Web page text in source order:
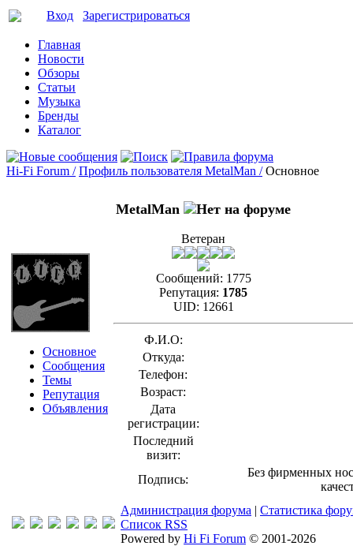
Вход Зарегистрироваться
Главная
Новости
Обзоры
Статьи
Музыка
Бренды
Каталог
Hi-Fi Forum / Профиль пользователя MetalMan / Основное
Основное
Сообщения
Темы
Репутация
Объявления
MetalMan
Ветеран
Сообщений: 1775
Репутация: 1785
UID: 12661
Ф.И.О:
Откуда:
Телефон:
Возраст:
Дата
регистрации:
Последний
визит:
Подпись:
Без фирменных
Администрация форума | Статистика
Список RSS
Powered by Hi Fi Forum © 2001-2026